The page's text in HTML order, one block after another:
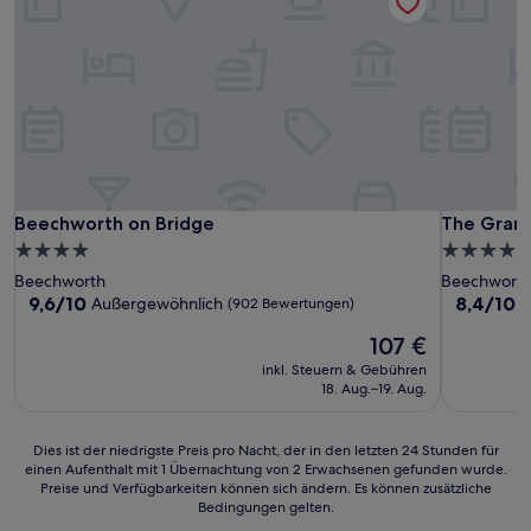
Beechworth on Bridge
Beechworth on Bridge
4.0-
Sterne-
Unterkunft
Beechworth
9.6
9,6/10 Außergewöhnlich (902 Bewertungen)
Der
Preis
beträgt
107 €
inkl. Steuern & Gebühren
18. Aug.–19. Aug.
The
The
4.0-
Sterne-
Beechworth
8.4
8,4/10
Dies
ist
Dies ist der niedrigste Preis pro Nacht, der in den letzten 24 Stunden für
einen Aufenthalt mit 1 Übernachtung von 2 Erwachsenen gefunden wurde.
Preise und Verfügbarkeiten können sich ändern. Es können zusätzliche
Bedingungen gelten.